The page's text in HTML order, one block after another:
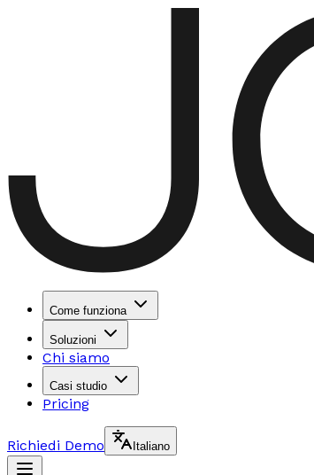
Come funziona
Soluzioni
Chi siamo
Casi studio
Pricing
Richiedi Demo Italiano